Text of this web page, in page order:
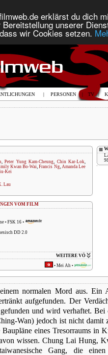
erklärst du dich
unserer
wir Cookies setzen.
| PERSONEN | TV |
, Peter Yung Kam-Cheung, Chin Kar-Lok,
Kwan Bo-Wai,Francis Ng, Amanda Lee
Kei
Lau
VOM FILM
• FSK 16 •
DD 2.0
WEITERE VÖ
• Mei Ah •
normalen Mord aus. Ein
aufgefunden. Der
und wird verhaftet. Bei
Wan) jedoch ist nicht
eines Tresorraums in
wissen. Chung Lai Hung,
Gang, die